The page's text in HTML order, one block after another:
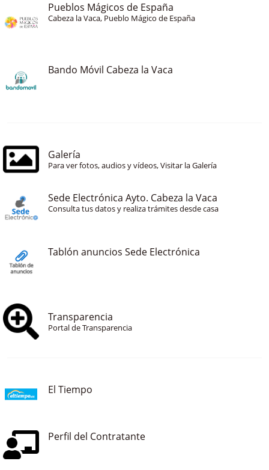
Pueblos Mágicos de España
Cabeza la Vaca, Pueblo Mágico de España
Bando Móvil Cabeza la Vaca
Galería
Para ver fotos, audios y vídeos, Visitar la Galería
Sede Electrónica Ayto. Cabeza la Vaca
Consulta tus datos y realiza trámites desde casa
Tablón anuncios Sede Electrónica
Transparencia
Portal de Transparencia
El Tiempo
Perfil del Contratante